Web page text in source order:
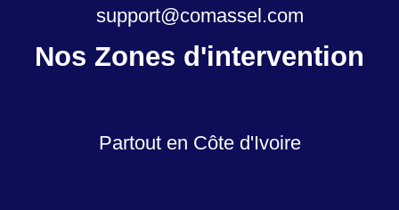
support@comassel.com
Nos Zones d'intervention
Partout en Côte d'Ivoire